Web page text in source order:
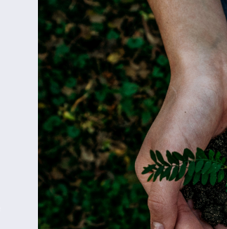
O cliente pode também optar por
Climaguard Premium é um vidro
que permite atingir um
transmissão de